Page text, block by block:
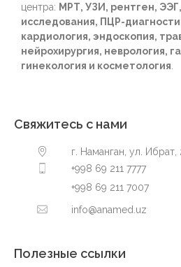
центра: МРТ, УЗИ, рентген,
исследования, ПЦР-
кардиология, эндоскопия,
нейрохирургия, неврология,
гинекология и косметология
Свяжитесь с нами
г. Наманган, ул. Ибрат,
+998 69 211 7777
+998 69 211 7007
info@anamed.uz
Полезные ссылки